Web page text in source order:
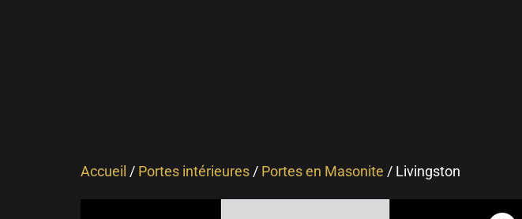
Accueil / Portes intérieures / Portes en Masonite / Livingston